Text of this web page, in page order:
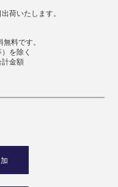
荷いたします。
料です。
を除く
金額